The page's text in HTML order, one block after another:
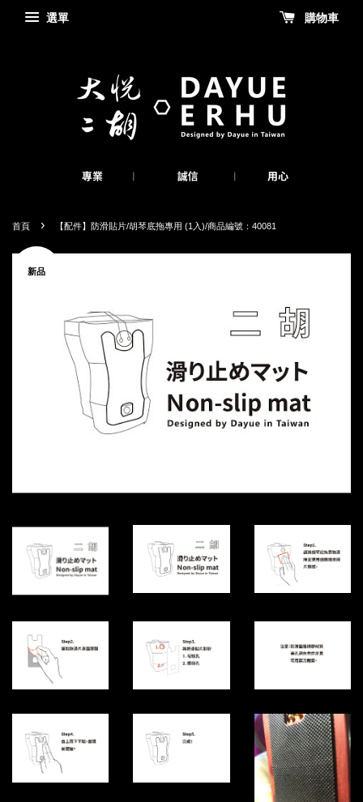
選單 購物車
首頁 › 【配件】防滑貼片/胡琴底拖專用 (1入)/商品編號：40081
新品